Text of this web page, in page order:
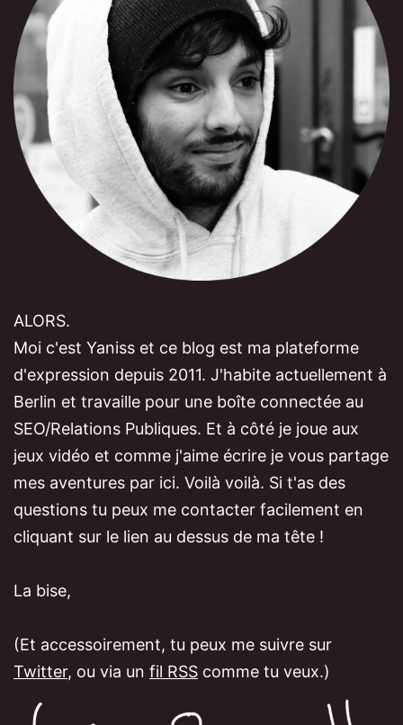
ALORS.
Moi c'est Yaniss et ce blog est ma plateforme
d'expression depuis 2011. J'habite actuellement à
Berlin et travaille pour une boîte connectée au
SEO/Relations Publiques. Et à côté je joue aux
jeux vidéo et comme j'aime écrire je vous partage
mes aventures par ici. Voilà voilà. Si t'as des
questions tu peux me contacter facilement en
cliquant sur le lien au dessus de ma tête !
La bise,
(Et accessoirement, tu peux me suivre sur
Twitter, ou via un fil RSS comme tu veux.)